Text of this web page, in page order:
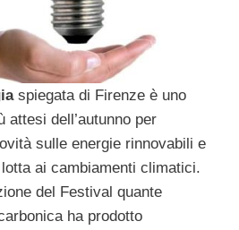
spiegata di Firenze è uno
attesi dell’autunno per
sulle energie rinnovabili e
ai cambiamenti climatici.
del Festival quante
ha prodotto